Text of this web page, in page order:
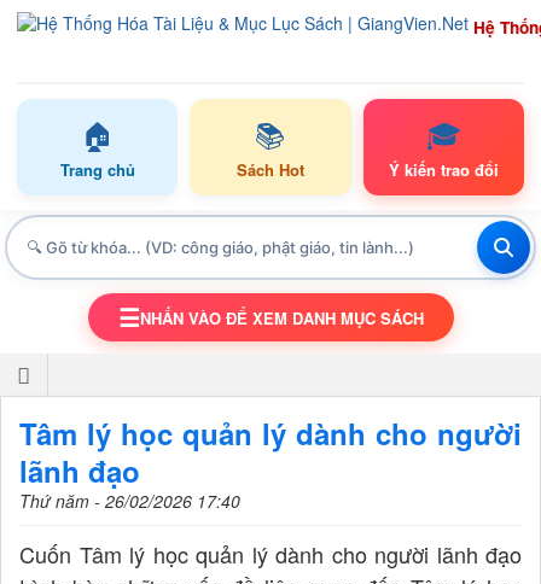
Hệ
🏠
Trang chủ
📚
Sách Hot
🎓
Ý kiến trao đổi
TOGGLE NAVIGATION
☰NHẤN VÀO ĐỂ XEM DANH MỤC SÁCH
Tâm lý học quản lý dành cho người
lãnh đạo
Thứ năm - 26/02/2026 17:40
Cuốn Tâm lý học quản lý dành cho người lãnh đạo